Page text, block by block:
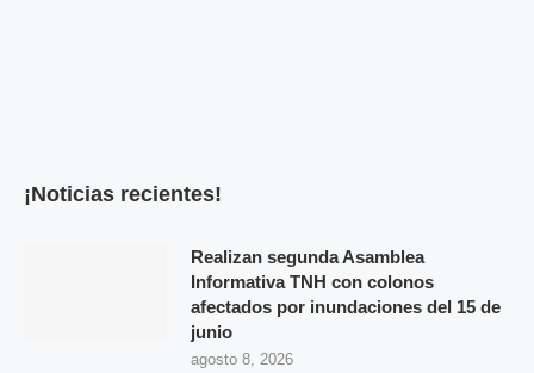
¡Noticias recientes!
Realizan segunda Asamblea
Informativa TNH con colonos
afectados por inundaciones del 15 de
junio
agosto 8, 2026